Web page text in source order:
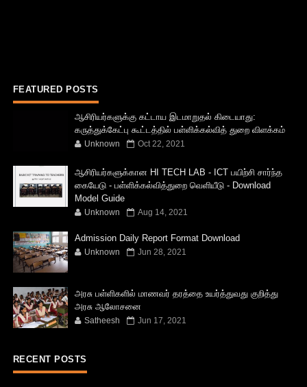
FEATURED POSTS
ஆசிரியர்களுக்கு கட்டாய இடமாறுதல் கிடையாது:
கருத்துக்கேட்பு கூட்டத்தில் பள்ளிக்கல்வித் துறை விளக்கம்
Unknown Oct 22, 2021
ஆசிரியர்களுக்கான HI TECH LAB - ICT பயிற்சி சார்ந்த
கையேடு - பள்ளிக்கல்வித்துறை வெளியீடு - Download
Model Guide
Unknown Aug 14, 2021
Admission Daily Report Format Download
Unknown Jun 28, 2021
அரசு பள்ளிகளில் மாணவர் தரத்தை உயர்த்துவது குறித்து
அரசு ஆலோசனை
Satheesh Jun 17, 2021
RECENT POSTS